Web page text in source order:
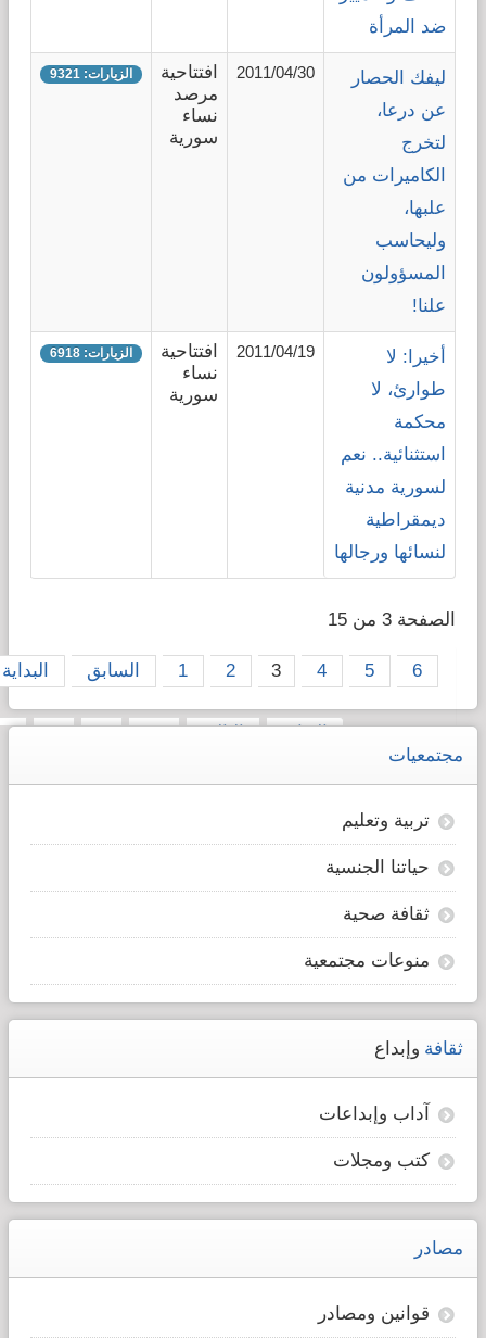
ضد المرأة
ليفك الحصار
عن درعا،
لتخرج
الكاميرات من
علبها،
وليحاسب
المسؤولون
علنا!
2011/04/30
افتتاحية
مرصد
نساء
سورية
الزيارات: 9321
أخيرا: لا
طوارئ، لا
محكمة
استثنائية.. نعم
لسورية مدنية
ديمقراطية
لنسائها ورجالها
2011/04/19
افتتاحية
نساء
سورية
الزيارات: 6918
الصفحة 3 من 15
البداية السابق 1 2 3 4 5 6
7 8 9 10 التالي
النهاية
مجتمعيات
تربية وتعليم
حياتنا الجنسية
ثقافة صحية
منوعات مجتمعية
ثقافة وإبداع
آداب وإبداعات
كتب ومجلات
مصادر
قوانين ومصادر